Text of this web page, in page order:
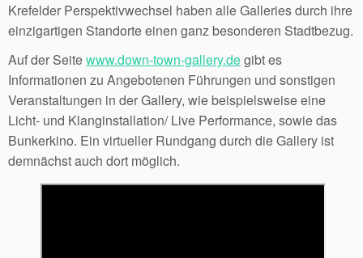
Krefelder Perspektivwechsel haben alle Galleries durch ihre
einzigartigen Standorte einen ganz besonderen Stadtbezug.
Auf der Seitewww.down-town-gallery.degibt es
Informationen zu Angebotenen Führungen und sonstigen
Veranstaltungen in der Gallery, wie beispielsweise eine
Licht- und Klanginstallation/ Live Performance, sowie das
Bunkerkino. Ein virtueller Rundgang durch die Gallery ist
demnächst auch dort möglich.